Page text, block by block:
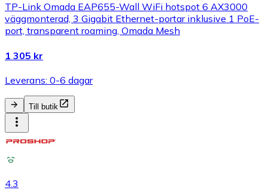
TP-Link Omada EAP655-Wall WiFi hotspot 6 AX3000
väggmonterad, 3 Gigabit Ethernet-portar inklusive 1 PoE-
port, transparent roaming, Omada Mesh
1 305 kr
Leverans: 0-6 dagar
Till butik
4.3